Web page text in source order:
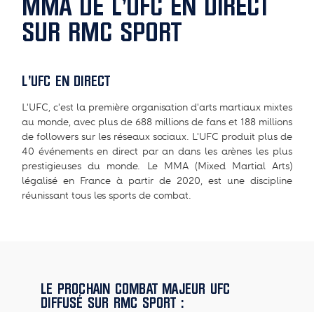
MMA DE L'UFC EN DIRECT
SUR RMC SPORT
L'UFC EN DIRECT
L'UFC, c'est la première organisation d'arts martiaux mixtes
au monde, avec plus de 688 millions de fans et 188 millions
de followers sur les réseaux sociaux. L'UFC produit plus de
40 événements en direct par an dans les arènes les plus
prestigieuses du monde. Le MMA (Mixed Martial Arts)
légalisé en France à partir de 2020, est une discipline
réunissant tous les sports de combat.
LE PROCHAIN COMBAT MAJEUR UFC
DIFFUSÉ SUR RMC SPORT :